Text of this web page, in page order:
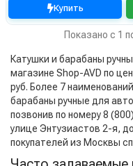
Купить
Показано с 1
Катушки и барабаны
магазине Shop-AVD по
руб. Более 7
барабаны ручные для
позвонив по номеру 8
улице Энтузиастов 2-я,
покупателей из Москвы